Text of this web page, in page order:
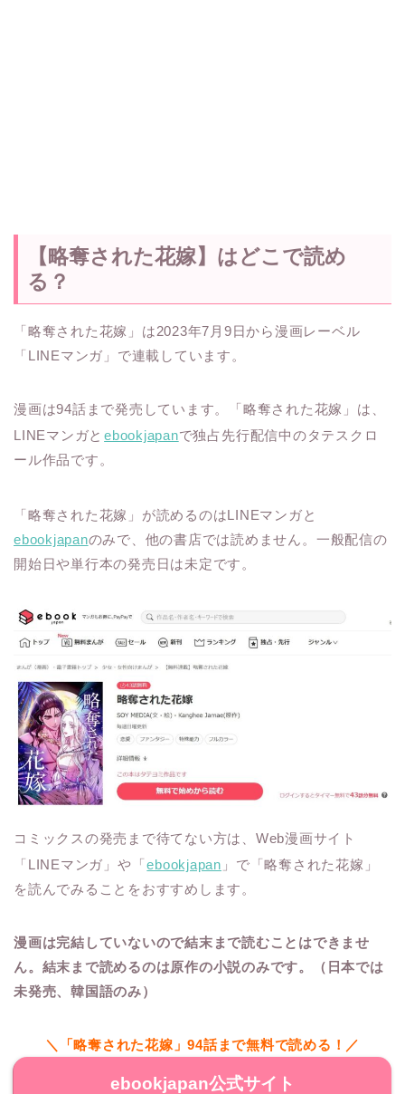
【略奪された花嫁】はどこで読め
る？
「略奪された花嫁」は2023年7月9日から漫画レーベル
「LINEマンガ」で連載しています。
漫画は94話まで発売しています。
「略奪された花嫁」は、
LINEマンガと ebookjapanで独占先行配信中のタテスクロ
ール作品です。
「略奪された花嫁」が読めるのはLINEマンガと
ebookjapanのみで、他の書店では読めません 。一般配信の
開始日や単行本の発売日は未定です。
コミックスの発売まで待てない方は、Web漫画サイト
「LINEマンガ」や「ebookjapan 」で「略奪された花嫁」
を読んでみることをおすすめします。
漫画は完結していないので結末まで読むことはできませ
ん。結末まで読めるのは原作の小説のみです。（日本では
未発売、韓国語のみ）
＼「略奪された花嫁」94話まで無料で読める！／
ebookjapan公式サイト